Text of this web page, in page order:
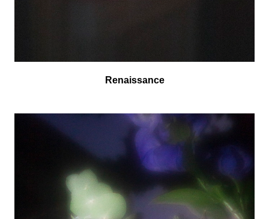
Renaissance